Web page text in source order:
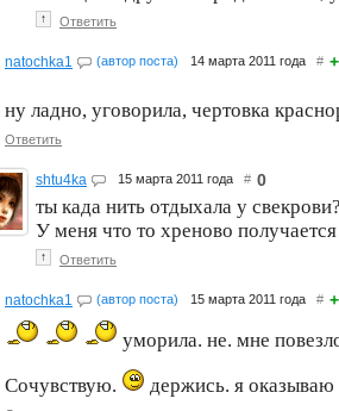
↑ Ответить
natochka1 (автор поста) 14 марта 2011 года #
ну ладно, уговорила, чертовка
Ответить
shtu4ka 15 марта 2011 года # 0
ты када нить отдыхала у
У меня что то хреново
↑ Ответить
natochka1 (автор поста) 15 марта 2011 года #
уморила. не. мне
Сочувствую.
держись. я